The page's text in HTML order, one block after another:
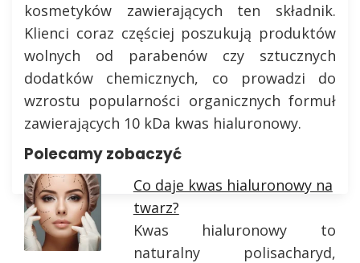
kosmetyków zawierających ten składnik.
Klienci coraz częściej poszukują produktów
wolnych od parabenów czy sztucznych
dodatków chemicznych, co prowadzi do
wzrostu popularności organicznych formuł
zawierających 10 kDa kwas hialuronowy.
Polecamy zobaczyć
Co daje kwas hialuronowy na
twarz?
Kwas hialuronowy to
naturalny polisacharyd,